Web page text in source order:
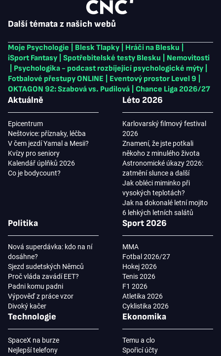
Další témata z našich webů
Moje Psychologie Blesk Tlapky Hráči na Blesku
iSport Fantasy
Spotřebitelské testy Blesku
Nemovitosti
Psychologika - podcast rozbíjející psychologické mýty
Fotbalové přestupy ONLINE
Eventový prostor Level 9
OKTAGON 92: Szabová vs. Pudilová
Chance Liga 2026/27
Aktuálně
Epicentrum
Neštovice: příznaky, léčba
V čem jezdí Yamal a Mesii?
Kvízy pro seniory
Kalendář úplňků 2026
Co je bodycount?
Léto 2026
Karlovarský filmový festival
2026
Znamení, že jste potkali
někoho z minulého života
Astronomické úkazy 2026:
zatmění slunce a další
Jak obléci miminko při
vysokých teplotách?
Jak na dokonalé letní mojito
6 lehkých letních salátů
Politika
Nová superdávka: kdo na ní
dosáhne?
Sjezd sudetských Němců
Proč vláda zavádí EET?
Padni komu padni
Výpověď z práce vzor
Divoký kačer
Sport 2026
MMA
Fotbal 2026/27
Hokej 2026
Tenis 2026
F1 2026
Atletika 2026
Cyklistika 2026
Technologie
SpaceX na burze
Nejlepší telefony
Ekonomika
Temu a clo
Spořicí účty